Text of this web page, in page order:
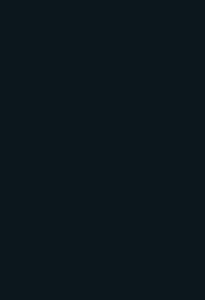
auf die hier in Rede
bedarf. Als Maximum der
glaubte man dasjenige der
festhalten zu müssen; das
Franken oder auf 10 Franken
Strafe vom 100 Franken oder
sie der Supplementar-Artikel
Seite 84) zuläszt, für viele
Polizei-Ordnung
Es ist hierbei noch in Frage
Grundsätze über die
welche wegen Unvermögen
in Gefängniszstrafen zu
davon nach dem Vorgange der
worden, da die Prinzipien
bestehenden
Beziehung so erheblich von
eine Festsetzung, die nicht in